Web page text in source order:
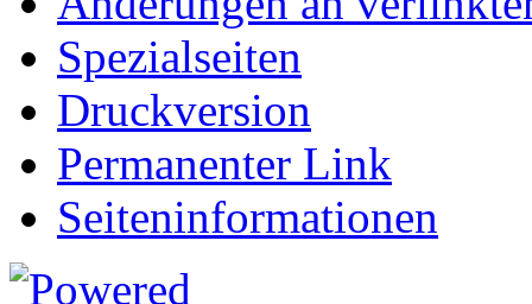
Spezialseiten
Druckversion
Permanenter Link
Seiten­informationen